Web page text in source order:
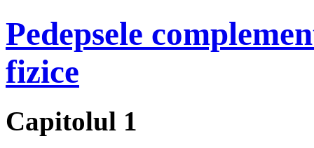
Pedepsele
fizice
Capitolul 1